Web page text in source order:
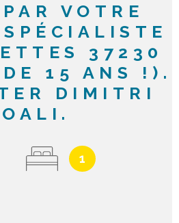
VOTRE
37230
15 ANS !).
DIMITRI
1